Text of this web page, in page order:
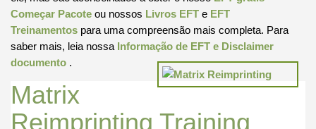
Começar Pacoteou nossos Livros EFTe EFT
Treinamentospara uma compreensão mais completa. Para
saber mais, leia nossa Informação de EFT e Disclaimer
documento.
Matrix
Reimprinting Training